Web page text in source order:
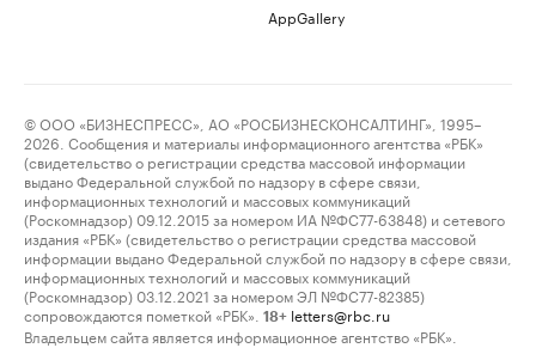
AppGallery
© ООО «БИЗНЕСПРЕСС», АО «РОСБИЗНЕСКОНСАЛТИНГ», 1995–
2026. Сообщения и материалы информационного агентства «РБК»
(свидетельство о регистрации средства массовой информации
выдано Федеральной службой по надзору в сфере связи,
информационных технологий и массовых коммуникаций
(Роскомнадзор) 09.12.2015 за номером ИА №ФС77-63848) и сетевого
издания «РБК» (свидетельство о регистрации средства массовой
информации выдано Федеральной службой по надзору в сфере связи,
информационных технологий и массовых коммуникаций
(Роскомнадзор) 03.12.2021 за номером ЭЛ №ФС77-82385)
сопровождаются пометкой «РБК».
18+ letters@rbc.ru
Владельцем сайта является информационное агентство «РБК».